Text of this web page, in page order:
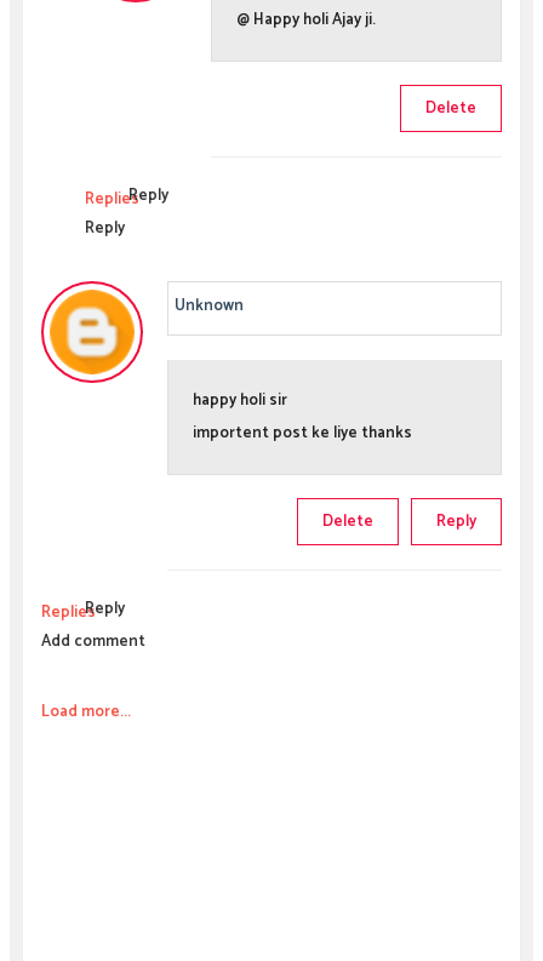
@ Happy holi Ajay ji.
Delete
RepliesReply
Reply
Unknown
happy holi sir
importent post ke liye thanks
Reply
Delete
RepliesReply
Add comment
Load more...